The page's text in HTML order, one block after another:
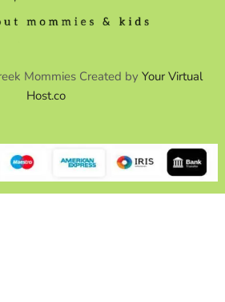
Mommies Created by Your Virtual
Host.co